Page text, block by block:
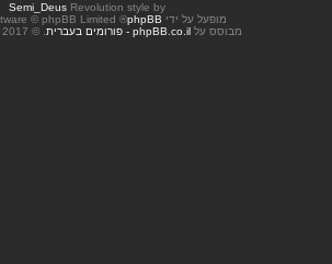
Revolution style by
Semi_Deus
מופעל על ידי phpBB
® Forum Software © phpBB Limited
מבוסס על phpBB.co.il - פורומים בעברית . © 2017 - phpBB.co.il.